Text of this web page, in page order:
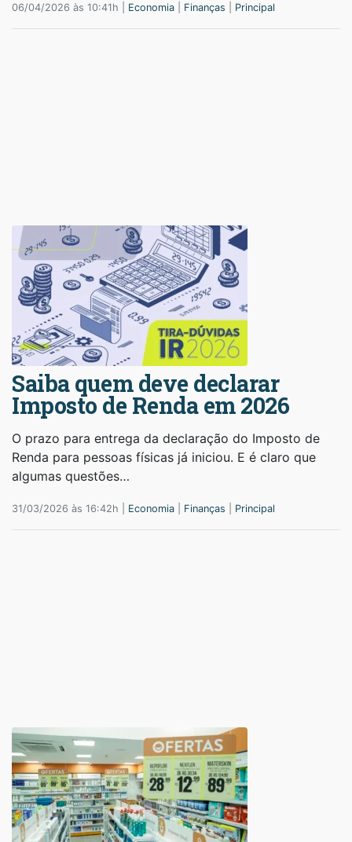
06/04/2026 às 10:41h | Economia Finanças Principal
Saiba quem deve declarar
Imposto de Renda em 2026
O prazo para entrega da declaração do Imposto de
Renda para pessoas físicas já iniciou. E é claro que
algumas questões…
31/03/2026 às 16:42h | Economia Finanças Principal